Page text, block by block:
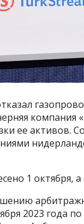
компания
ее активов.
1 октября, а
2023 года